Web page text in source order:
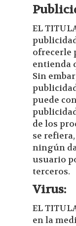
EL
ofrecerle
entienda
Sin
puede
de los
se
ningún
usuario
terceros.
Virus:
EL
en la